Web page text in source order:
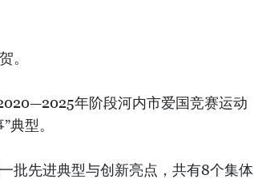
。
年阶段河内市爱国竞赛运动
典型。
批先进典型与创新亮点，共有8个集体